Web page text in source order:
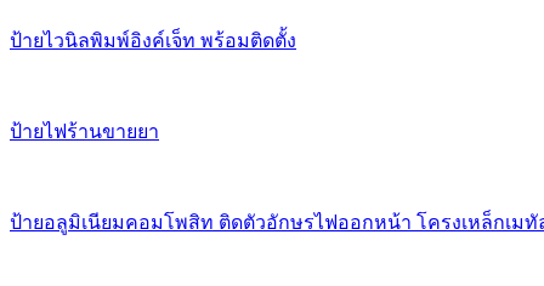
ป้ายไวนิลพิมพ์อิงค์เจ็ท พร้อมติดตั้ง
ป้ายไฟร้านขายยา
ป้ายอลูมิเนียมคอมโพสิท ติดตัวอักษรไฟออกหน้า โครงเหล็กเม